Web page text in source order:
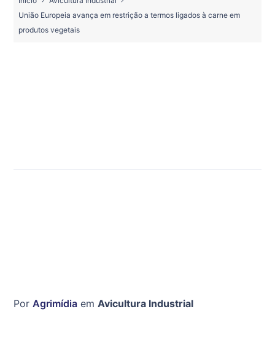
União Europeia avança em restrição a termos ligados à carne em
produtos vegetais
Por Agrimídia em Avicultura Industrial